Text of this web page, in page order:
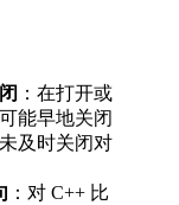
：在打开或
能早地关闭
及时关闭对
：对 C++ 比